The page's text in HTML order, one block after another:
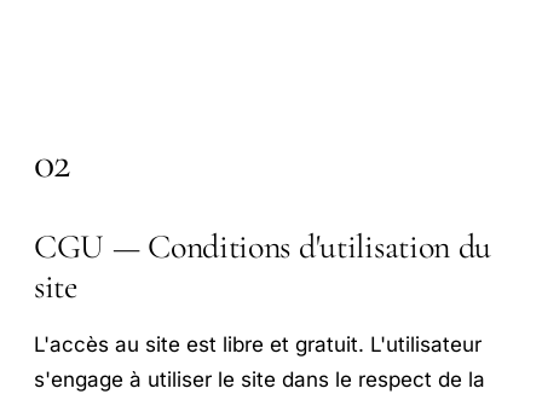
02
CGU — Conditions d'utilisation du
site
L'accès au site est libre et gratuit. L'utilisateur
s'engage à utiliser le site dans le respect de la